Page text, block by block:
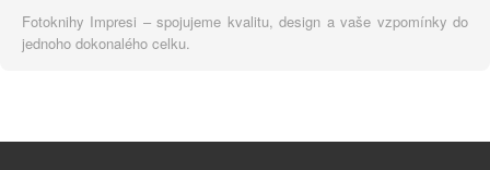
Fotoknihy Impresi – spojujeme kvalitu, design a vaše vzpomínky do
jednoho dokonalého celku.